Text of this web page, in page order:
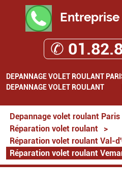
✆
DEPANNAGE VOLET ROULANT
DEPANNAGE VOLET ROULANT
Depannage volet roulant Paris
Réparation volet roulant
>
Réparation volet roulant Val-
Réparation volet roulant